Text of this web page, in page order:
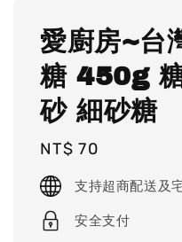
愛廚房~台
糖 450g
砂 細砂糖
Regular
price
NT$ 70
支持超商配送及
安全支付